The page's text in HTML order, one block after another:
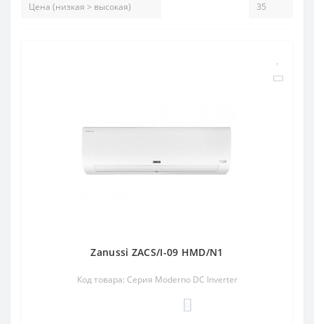
Zanussi ZACS/I-09 HMD/N1
Код товара: Серия Moderno DC Inverter